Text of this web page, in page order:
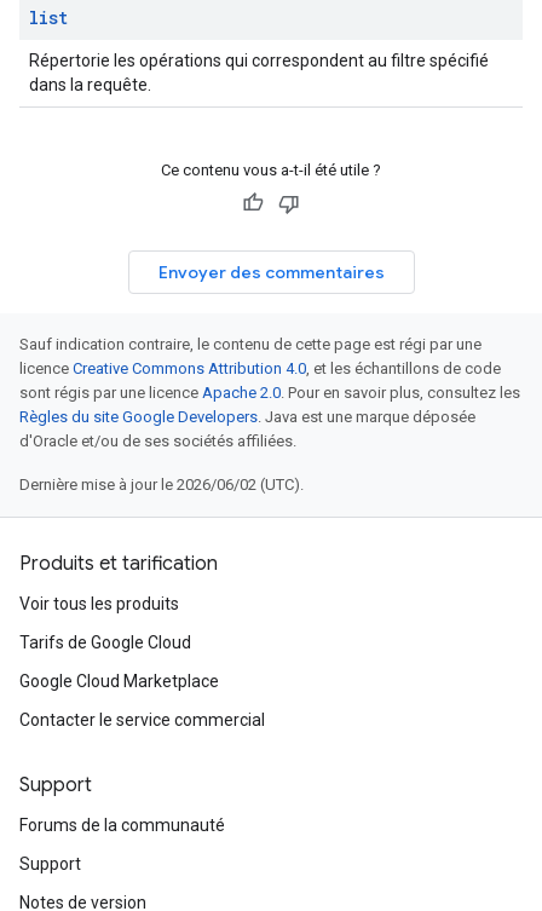
list
Répertorie les opérations qui correspondent au filtre spécifié
dans la requête.
Ce contenu vous a-t-il été utile ?
Envoyer des commentaires
Sauf indication contraire, le contenu de cette page est régi par une
licence Creative Commons Attribution 4.0, et les échantillons de code
sont régis par une licence Apache 2.0. Pour en savoir plus, consultez les
Règles du site Google Developers. Java est une marque déposée
d'Oracle et/ou de ses sociétés affiliées.
Dernière mise à jour le 2026/06/02 (UTC).
Produits et tarification
Voir tous les produits
Tarifs de Google Cloud
Google Cloud Marketplace
Contacter le service commercial
Support
Forums de la communauté
Support
Notes de version